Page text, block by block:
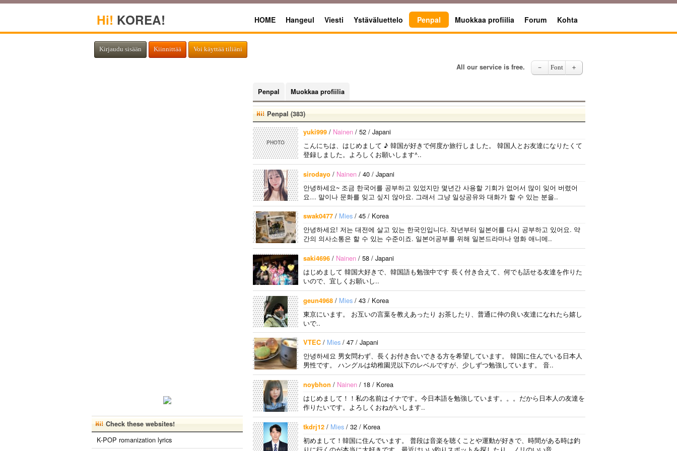
Hi! KOREA! HOME Hangeul Viesti Ystäväluettelo Penpal Muokkaa profiilia Forum Kohta
Kirjaudu sisään Kiinnittää Voi käyttää tiliäni
All our service is free. － Font ＋
Penpal Muokkaa profiilia
Penpal (383)
PHOTO
yuki999 / Nainen / 52 / Japani
こんにちは、はじめまして ♪ 韓国が好きで何度か旅行しました。 韓国人とお友達になりたくて
登録しました。よろしくお願いします^..
sirodayo / Nainen / 40 / Japani
안녕하세요~ 조금 한국어를 공부하고 있었지만 몇년간 사용할 기회가 없어서 많이 잊어 버렸어
요… 말이나 문화를 잊고 싶지 않아요. 그래서 그냥 일상공유와 대화가 할 수 있는 분을..
swak0477 / Mies / 45 / Korea
안녕하세요! 저는 대전에 살고 있는 한국인입니다. 작년부터 일본어를 다시 공부하고 있어요. 약
간의 의사소통은 할 수 있는 수준이죠. 일본어공부를 위해 일본드라마나 영화 애니메..
saki4696 / Nainen / 58 / Japani
はじめまして 韓国大好きで、韓国語も勉強中です 長く付き合えて、何でも話せる友達を作りた
いので、宜しくお願いし..
geun4968 / Mies / 43 / Korea
東京にいます。 お互いの言葉を教えあったり お茶したり、普通に仲の良い友達になれたら嬉し
いで..
VTEC / Mies / 47 / Japani
안녕하세요 男女問わず、長くお付き合いできる方を希望しています。 韓国に住んでいる日本人
男性です。 ハングルは幼稚園児以下のレベルですが、少しずつ勉強しています。 音..
noybhon / Nainen / 18 / Korea
はじめまして！！私の名前はイナです。今日本語を勉強しています。。。だから日本人の友達を
作りたいです。よろしくおねがいします..
tkdrj12 / Mies / 32 / Korea
初めまして！韓国に住んでいます。 ​普段は音楽を聴くことや運動が好きで、時間がある時は釣
Check these websites!
K-POP romanization lyrics